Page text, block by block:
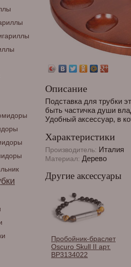
Описание
Подставка для трубки
быть частичка души
Удобный аксессуар, в
Характеристики
Производитель: Италия
Материал: Дерево
Другие аксессуары
Пробойник-браслет
Oscuro Skull II арт.
BP3134022